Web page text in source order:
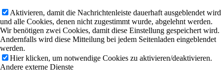
Aktivieren, damit die Nachrichtenleiste dauerhaft ausgeblendet wird
und alle Cookies, denen nicht zugestimmt wurde, abgelehnt werden.
Wir benötigen zwei Cookies, damit diese Einstellung gespeichert wird.
Andernfalls wird diese Mitteilung bei jedem Seitenladen eingeblendet
werden.
Hier klicken, um notwendige Cookies zu aktivieren/deaktivieren.
Andere externe Dienste